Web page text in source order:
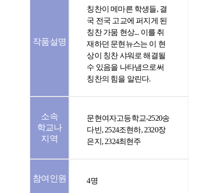
작품설명
칭찬이 메마른 학생들, 결
국 전국 고교에 퍼지게 된
칭찬 가뭄 현상... 이를 취
재하던 문현뉴스는 이 현
상이 칭찬 샤워로 해결될
수 있음을 나타냄으로써
칭찬의 힘을 알린다.
소속
학교나
지역
문현여자고등학교-2520송
다빈, 2524조현하, 2320장
은지, 2324최현주
참여인원 4명